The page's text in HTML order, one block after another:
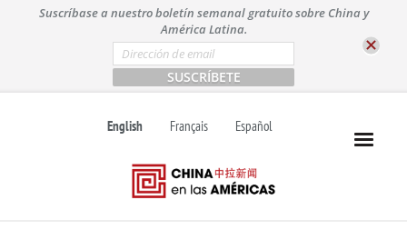
t
Suscríbase a nuestro boletín semanal gratuito sobre China y
América Latina.
E
m
a
i
*
English Français Español